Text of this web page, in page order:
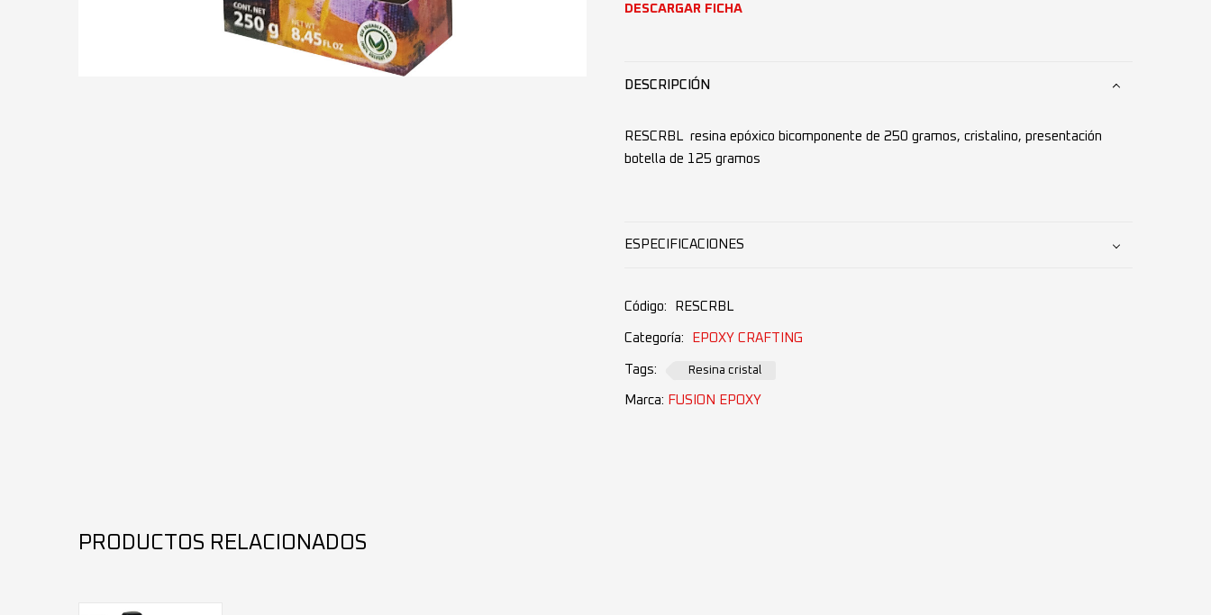
DESCARGAR FICHA
DESCRIPCIÓN
RESCRBL resina epóxico bicomponente de 250 gramos, cristalino, presentación
botella de 125 gramos
ESPECIFICACIONES
Código: RESCRBL
Categoría: EPOXY CRAFTING
Tags: Resina cristal
Marca: FUSION EPOXY
PRODUCTOS RELACIONADOS